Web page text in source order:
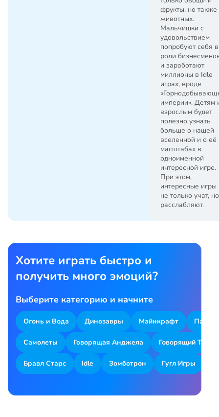
фрукты, но также
животных.
Мальчишки с
удовольствием
попробуют себя в
роли
и заработают
миллионы в Idle
играх, вроде
империи». Детям
взрослым будет
полезно узнать
больше о нашей
вселенной и о её
масштабах в
одноименной
интересной игре.
При этом,
интересные игры
не только учат,
расслабляют.
Хотите играть быстро и
получить много эмоций?
Выберите категорию и начните
Огонь и Вода Динозавры Майнкрафт
Самолеты Говорящая Анджела Говорящий Том
Бравл Старс Idle Зомботрон Гугл Игры